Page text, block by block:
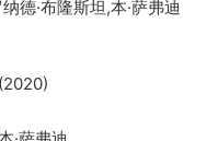
·布隆斯坦,本·萨弗迪